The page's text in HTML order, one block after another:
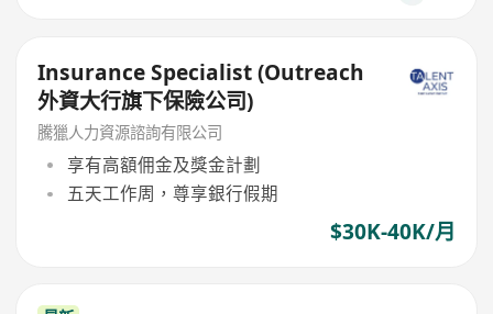
Insurance Specialist (Outreach
外資大行旗下保險公司)
騰獵人力資源諮詢有限公司
享有高額佣金及獎金計劃
五天工作周，尊享銀行假期
$30K-40K/月